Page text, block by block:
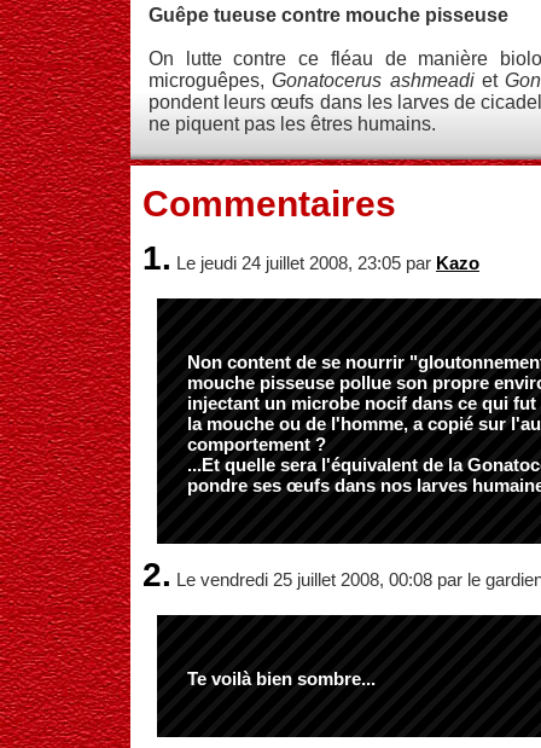
Guêpe tueuse contre mouche pisseuse
On lutte contre ce fléau de manière
microguêpes,Gonatocerus ashmeadiet
pondent leurs œufs dans les larves de
ne piquent pas les êtres humains.
Commentaires
1. Le jeudi 24 juillet 2008, 23:05 par Kazo
Non content de se nourrir
mouche pisseuse pollue son propre
injectant un microbe nocif dans ce qui fut
la mouche ou de l'homme, a copié sur
comportement ?
...Et quelle sera l'équivalent de la
pondre ses œufs dans nos larves
2. Le vendredi 25 juillet 2008, 00:08 par le
Te voilà bien sombre...